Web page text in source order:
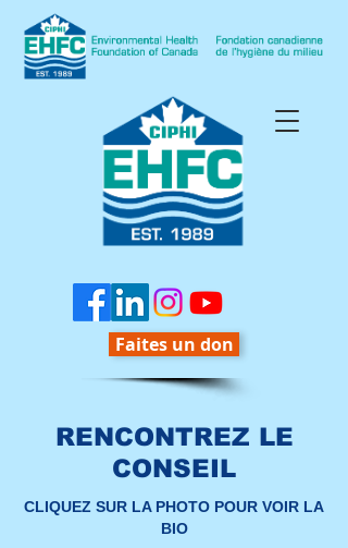
Faites un don
RENCONTREZ LE
CONSEIL
CLIQUEZ SUR LA PHOTO POUR VOIR LA
BIO